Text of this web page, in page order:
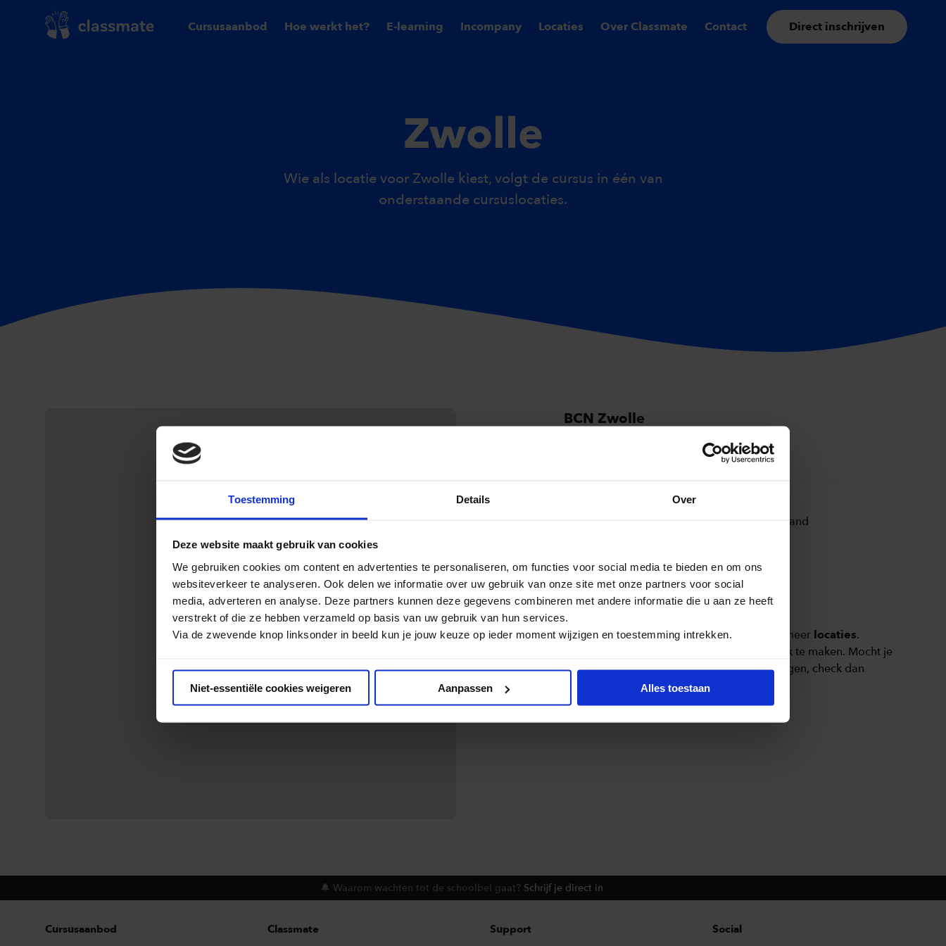
Toestemming Details Over
Deze website maakt gebruik van cookies
We gebruiken cookies om content en advertenties te personaliseren, om functies voor social media te bieden en om ons
websiteverkeer te analyseren. Ook delen we informatie over uw gebruik van onze site met onze partners voor social
media, adverteren en analyse. Deze partners kunnen deze gegevens combineren met andere informatie die u aan ze heeft
verstrekt of die ze hebben verzameld op basis van uw gebruik van hun services.
Via de zwevende knop linksonder in beeld kun je jouw keuze op ieder moment wijzigen en toestemming intrekken.
Niet-essentiële cookies weigeren Aanpassen Alles toestaan
Cursusaanbod Hoe werkt het? E-learning Incompany Locaties Over Classmate Contact Direct inschrijven
Zwolle
Wie als locatie voor Zwolle kiest, volgt de cursus in één van
onderstaande cursuslocaties.
BCN Zwolle
Mercure Hotel Zwolle
Hertsenbergweg 1, 8041 BA Zwolle, Nederland
Waar nog meer?
We hebben verspreid over Nederland nog meer locaties.
Allemaal om het jou zo gemakkelijk mogelijk te maken. Mocht je
toch liever vanuit je luie stoel een cursus volgen, check dan
E-learnings.
🔔 Waarom wachten tot de schoolbel gaat? Schrijf je direct in
Cursusaanbod Classmate Support Social